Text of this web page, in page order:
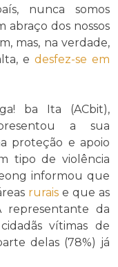
nunca somos
abraço dos nossos
mas, na verdade,
e desfez-se em
ba Ita (ACbit),
a sua
proteção e apoio
tipo de violência
informou que
rurais e que as
representante da
vítimas de
delas (78%) já